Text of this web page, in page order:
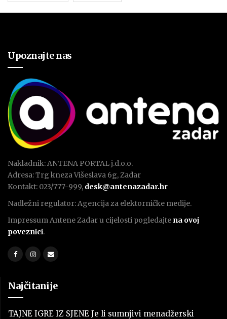
Upoznajte nas
Nakladnik: ANTENA PORTAL j.d.o.o.
Adresa: Trg kneza Višeslava 6g, Zadar
Kontakt: 023/777-999, desk@antenazadar.hr
Nadležni regulator: Agencija za elektorničke medije.
Impressum Antene Zadar u cijelosti pogledajte na ovoj
poveznici.
Najčitanije
TAJNE IGRE IZ SJENE Je li sumnjivi menadžerski